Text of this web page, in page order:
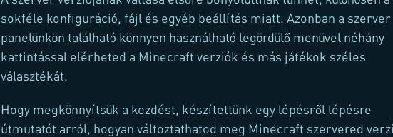
sokféle konfiguráció, fájl és egyéb beállítás miatt. Azonban a szerver
panelünkön található könnyen használható legördülő menüvel néhány
kattintással elérheted a Minecraft verziók és más játékok széles
választékát.
Hogy megkönnyítsük a kezdést, készítettünk egy lépésről lépésre
útmutatót arról, hogyan változtathatod meg Minecraft szervered